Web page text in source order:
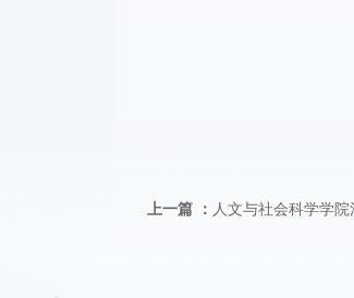
上一篇 ： 人文与社会科学学